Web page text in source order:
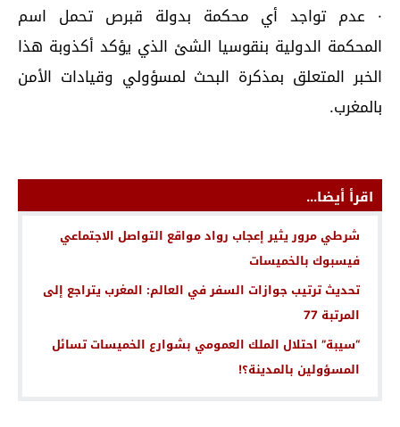
· عدم تواجد أي محكمة بدولة قبرص تحمل اسم
المحكمة الدولية بنقوسيا الشئ الذي يؤكد أكذوبة هذا
الخبر المتعلق بمذكرة البحث لمسؤولي وقيادات الأمن
بالمغرب.
اقرأ أيضا...
شرطي مرور يثير إعجاب رواد مواقع التواصل الاجتماعي
فيسبوك بالخميسات
تحديث ترتيب جوازات السفر في العالم: المغرب يتراجع إلى
المرتبة 77
“سيبة” احتلال الملك العمومي بشوارع الخميسات تسائل
المسؤولين بالمدينة؟!